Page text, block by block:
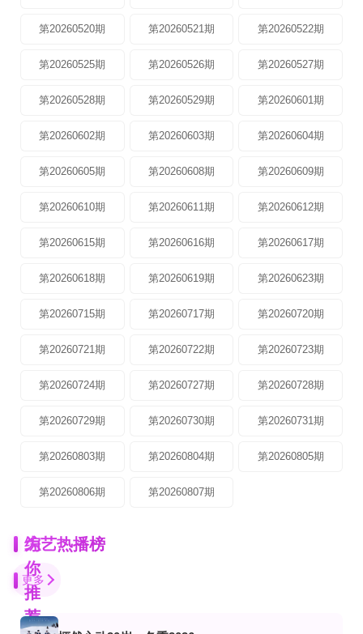
第20260520期 第20260521期 第20260522期
第20260525期 第20260526期 第20260527期
第20260528期 第20260529期 第20260601期
第20260602期 第20260603期 第20260604期
第20260605期 第20260608期 第20260609期
第20260610期 第20260611期 第20260612期
第20260615期 第20260616期 第20260617期
第20260618期 第20260619期 第20260623期
第20260715期 第20260717期 第20260720期
第20260721期 第20260722期 第20260723期
第20260724期 第20260727期 第20260728期
第20260729期 第20260730期 第20260731期
第20260803期 第20260804期 第20260805期
第20260806期 第20260807期
为
你
推
荐
综艺热播榜
更多